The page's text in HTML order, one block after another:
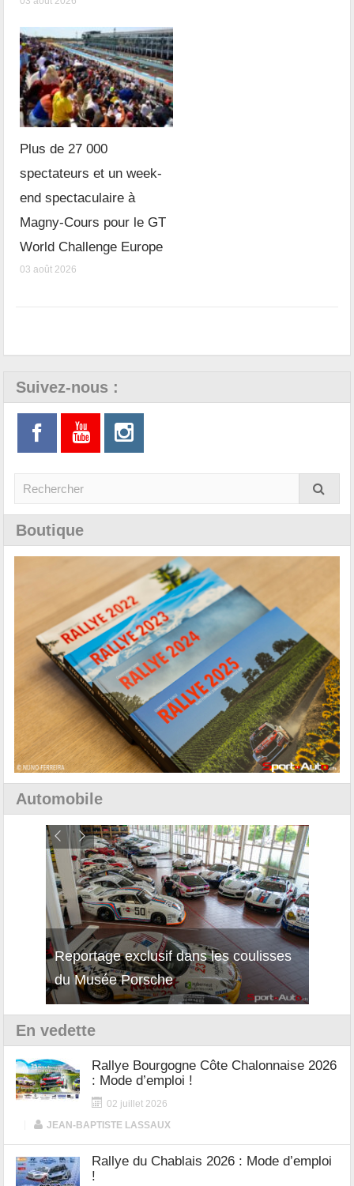
Plus de 27 000
spectateurs et un week-
end spectaculaire à
Magny-Cours pour le GT
World Challenge Europe
03 août 2026
Suivez-nous :
Boutique
Automobile
Reportage exclusif dans les coulisses
du Musée Porsche
Découverte de la nouvelle Ferrari
12Cilindri Manuale
En vedette
Rallye Bourgogne Côte Chalonnaise 2026
: Mode d’emploi !
02 juillet 2026
JEAN-BAPTISTE LASSAUX
Rallye du Chablais 2026 : Mode d’emploi
!